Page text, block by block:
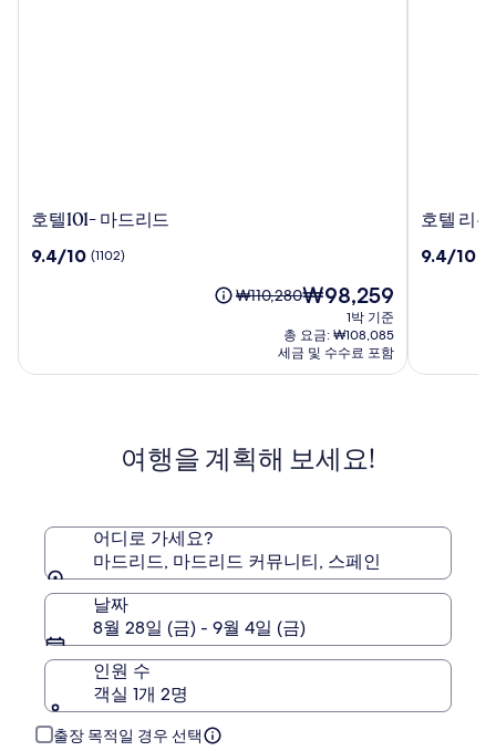
호
101-
호텔101- 마드리드
10
점,
9.4/10 (1102)
요
₩110,280
이
요
금
한
자
세
한
보
를
해
₩110,280현
요
금
₩98,259
₩98,259
1박 기준
총 요금: ₩108,085
세금 및 수수료 포함
호
리
에
호텔 리
10
점,
9.4/10
여행을 계획해 보세요!
어디로 가세요?
마드리드, 마드리드 커뮤니티, 스페인
날짜
8월 28일 (금) - 9월 4일 (금)
인원 수
객실 1개 2명
출장 목적일 경우 선택